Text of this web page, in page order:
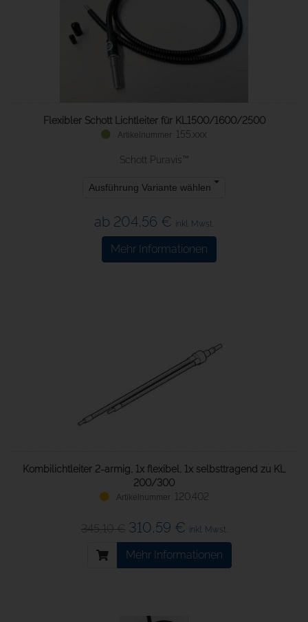
Flexibler Schott Lichtleiter für KL1500/1600/2500
155.xxx
Schott Puravis™
Ausführung Variante wählen
ab 204,56 € inkl. Mwst.
Mehr Informationen
Kombilichtleiter 2-armig, 1x flexibel, 1x selbsttragend zu KL
200/300
120.402
345,10 € 310,59 € inkl. Mwst.
Mehr Informationen